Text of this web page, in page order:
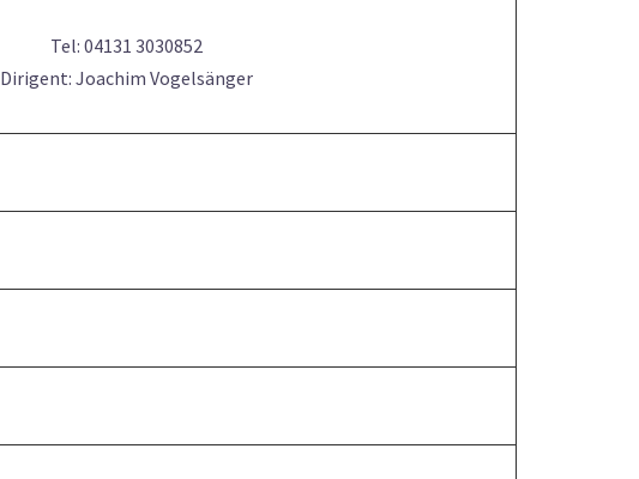
Tel: 04131 3030852
Dirigent: Joachim Vogelsänger